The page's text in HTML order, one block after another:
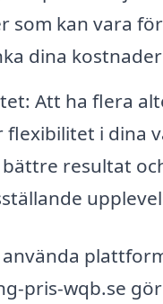
som kan vara
dina
Att ha flera
flexibilitet i dina
resultat
pris-wqb.se